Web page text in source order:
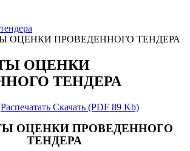
ОЦЕНКИ ПРОВЕДЕННОГО ТЕНДЕРА
ОЦЕНКИ
ТЕНДЕРА
Распечатать Скачать (PDF 89 Kb)
ОЦЕНКИ ПРОВЕДЕННОГО
ТЕНДЕРА